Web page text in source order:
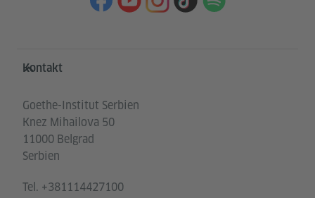
Service- und Informationsbereich
Kontakt
Goethe-Institut Serbien
Knez Mihailova 50
11000 Belgrad
Serbien
Tel. +381114427100